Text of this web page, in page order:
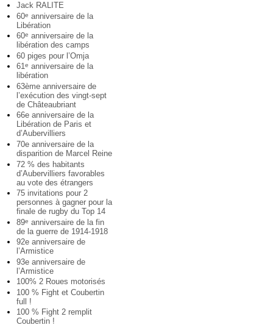
Jack RALITE
60e anniversaire de la
Libération
60e anniversaire de la
libération des camps
60 piges pour l’Omja
61e anniversaire de la
libération
63ème anniversaire de
l’exécution des vingt-sept
de Châteaubriant
66e anniversaire de la
Libération de Paris et
d’Aubervilliers
70e anniversaire de la
disparition de Marcel Reine
72 % des habitants
d’Aubervilliers favorables
au vote des étrangers
75 invitations pour 2
personnes à gagner pour la
finale de rugby du Top 14
89e anniversaire de la fin
de la guerre de 1914-1918
92e anniversaire de
l’Armistice
93e anniversaire de
l’Armistice
100% 2 Roues motorisés
100 % Fight et Coubertin
full !
100 % Fight 2 remplit
Coubertin !